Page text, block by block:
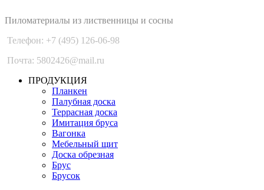
Пиломатериалы из лиственницы и сосны
Телефон: +7 (495) 126-06-98
Почта: 5802426@mail.ru
ПРОДУКЦИЯ
Планкен
Палубная доска
Террасная доска
Имитация бруса
Вагонка
Мебельный щит
Доска обрезная
Брус
Брусок